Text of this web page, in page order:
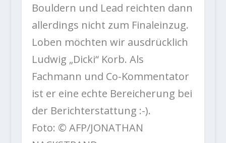
Bouldern und Lead reichten dann
allerdings nicht zum Finaleinzug.
Loben möchten wir ausdrücklich
Ludwig „Dicki“ Korb. Als
Fachmann und Co-Kommentator
ist er eine echte Bereicherung bei
der Berichterstattung :-).
Foto: © AFP/JONATHAN